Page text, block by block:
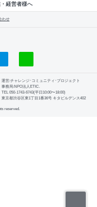
経営者様へ
わせ
運営:チャレンジ･コミュニティ･プロジェクト
事務局:NPO法人ETIC.
TEL 050-1743-6743(平日10:00〜18:00)
東京都渋谷区東1丁目1番36号 キタビルデンス402
reserved.